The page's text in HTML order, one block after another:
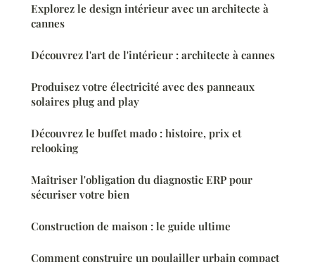
Explorez le design intérieur avec un architecte à
cannes
Découvrez l'art de l'intérieur : architecte à cannes
Produisez votre électricité avec des panneaux
solaires plug and play
Découvrez le buffet mado : histoire, prix et
relooking
Maîtriser l'obligation du diagnostic ERP pour
sécuriser votre bien
Construction de maison : le guide ultime
Comment construire un poulailler urbain compact